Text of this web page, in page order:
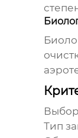
Тип